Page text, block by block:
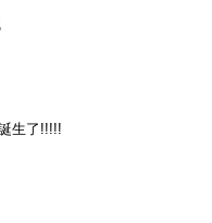
生了!!!!!